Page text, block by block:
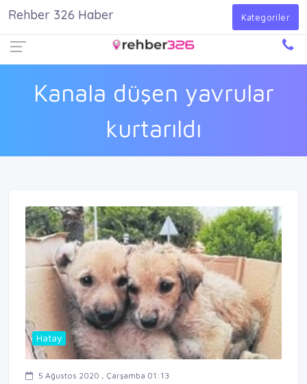
Giriş Yap
Kanala düşen yavrular
kurtarıldı
Rehber 326 Haber Kategoriler
Hatay
5 Ağustos 2020 , Çarşamba 01:13